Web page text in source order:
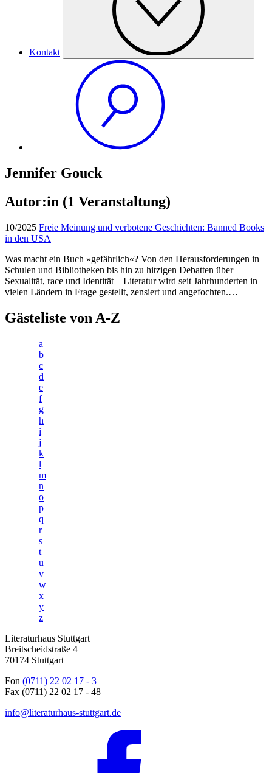
Kontakt
Jennifer Gouck
Autor:in (1 Veranstaltung)
10/2025 Freie Meinung und verbotene Geschichten: Banned Books
in den USA
Was macht ein Buch »gefährlich«? Von den Herausforderungen in
Schulen und Bibliotheken bis hin zu hitzigen Debatten über
Sexualität, race und Identität – Literatur wird seit Jahrhunderten in
vielen Ländern in Frage gestellt, zensiert und angefochten.…
Gästeliste von A-Z
a
b
c
d
e
f
g
h
i
j
k
l
m
n
o
p
q
r
s
t
u
v
w
x
y
z
Literaturhaus Stuttgart
Breitscheidstraße 4
70174 Stuttgart
Fon (0711) 22 02 17 - 3
Fax (0711) 22 02 17 - 48
info@literaturhaus-stuttgart.de